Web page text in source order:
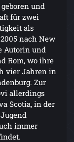
und
für zwei
als
nach New
Autorin und
Rom, wo ihre
vier Jahren in
Zur
allerdings
Scotia, in der
immer